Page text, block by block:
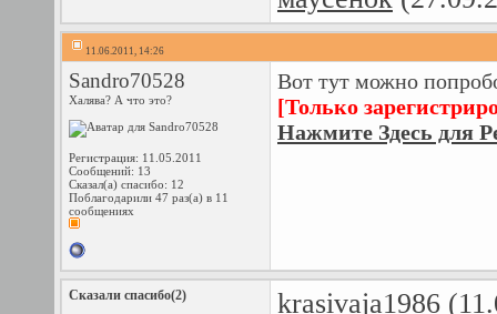
11.06.2011, 14:26
Sandro70528
Халява? А что это?
Регистрация: 11.05.2011
Сообщений: 13
Сказал(а) спасибо: 12
Поблагодарили 47 раз(а) в 11
сообщениях
Вот тут можно
[Только
Нажмите Здесь для
Сказали спасибо(2) krasivaja1986